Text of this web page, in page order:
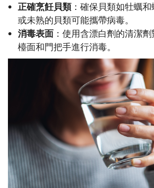
正確烹飪貝類：確保貝類如牡蠣
或未熟的貝類可能攜帶病毒。
消毒表面 ：使用含漂白劑的清潔
檯面和門把手進行消毒。